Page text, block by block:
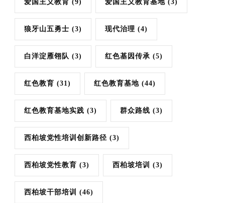
爱国主义教育 (9) 爱国主义教育基地 (3)
狼牙山五勇士 (3) 现代治理 (4)
白洋淀雁翎队 (3) 红色基因传承 (5)
红色教育 (31) 红色教育基地 (44)
红色教育基地实践 (3) 群众路线 (3)
西柏坡党性培训创新路径 (3)
西柏坡党性教育 (3) 西柏坡培训 (3)
西柏坡干部培训 (46)